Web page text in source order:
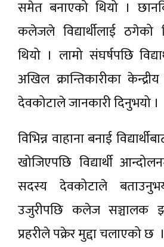
समेत बनाएको थियो ।
कलेजले विद्यार्थीलाई ठगेको
थियो । लामो संघर्षपछि
अखिल क्रान्तिकारीका
देवकोटाले जानकारी दिनुभयो ।
विभिन्न वाहाना बनाई
खोजिएपछि विद्यार्थी
सदस्य देवकोटाले
उजुरीपछि कलेज सञ्चालक
प्रहरीले पक्रेर मुद्दा चलाएको छ ।